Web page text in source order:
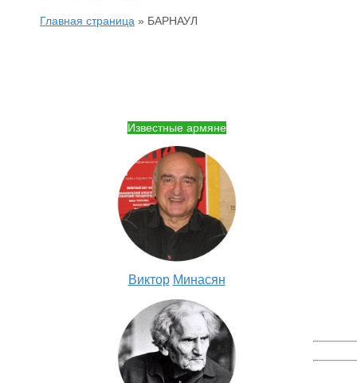
Главная страница » БАРНАУЛ
Известные армяне
Виктор Минасян